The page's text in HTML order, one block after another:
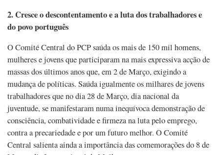
2. Cresce o descontentamento e a luta dos trabalhadores e
do povo português
O Comité Central do PCP saúda os mais de 150 mil homens,
mulheres e jovens que participaram na mais expressiva acção de
massas dos últimos anos que, em 2 de Março, exigindo a
mudança de políticas. Saúda igualmente os milhares de jovens
trabalhadores que no dia 28 de Março, dia nacional da
juventude, se manifestaram numa inequívoca demonstração de
consciência, combatividade e firmeza na luta pelo emprego,
contra a precariedade e por um futuro melhor. O Comité
Central salienta ainda a importância das comemorações do 8 de